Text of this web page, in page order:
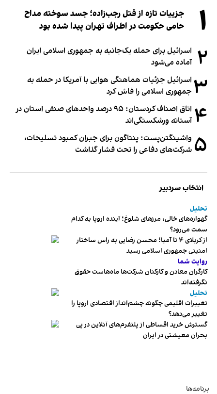
۱
جزییات تازه از قتل رجب‌زاده؛ جسد سوخته مداح
حامی حکومت در اطراف تهران پیدا شده بود
۲ اسرائیل برای حمله یک‌جانبه به جمهوری اسلامی ایران
آماده می‌شود
۳ اسرائیل جزئیات هماهنگی هوایی با آمریکا در حمله به
جمهوری اسلامی را فاش کرد
۴
اتاق اصناف کردستان: ۹۵ درصد واحدهای صنفی استان در
آستانه ورشکستگی‌اند
۵ واشینگتن‌پست: پنتاگون برای جبران کمبود تسلیحات،
شرکت‌های دفاعی را تحت فشار گذاشت
انتخاب سردبیر
تحلیل
گهواره‌های خالی، مرزهای شلوغ؛ آینده اروپا به کدام
سمت می‌رود؟
از کربلای ۴ تا آمیا؛ محسن رضایی به راس ساختار
امنیتی جمهوری اسلامی رسید
روایت شما
کارگران معادن و کارکنان شرکت‌ها ماه‌هاست حقوق
نگرفته‌اند
تحلیل
تغییرات اقلیمی چگونه چشم‌انداز اقتصادی اروپا را
تغییر می‌دهد؟
گسترش خرید اقساطی از پلتفرم‌های آنلاین در پی
بحران معیشتی در ایران
برنامه‌ها